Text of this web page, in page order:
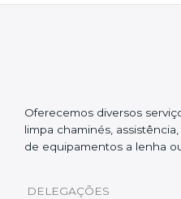
Oferecemos diversos
limpa chaminés,
de equipamentos a lenha
DELEGAÇÕES